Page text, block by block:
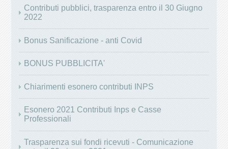
Contributi pubblici, trasparenza entro il 30 Giugno
2022
Bonus Sanificazione - anti Covid
BONUS PUBBLICITA'
Chiarimenti esonero contributi INPS
Esonero 2021 Contributi Inps e Casse
Professionali
Trasparenza sui fondi ricevuti - Comunicazione